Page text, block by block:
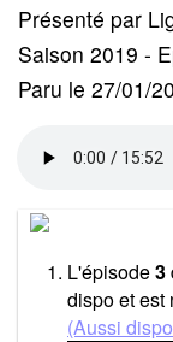
Présenté par
Saison 2019 -
Paru le 27/01/
L'épisode3
dispo et est
(Aussi